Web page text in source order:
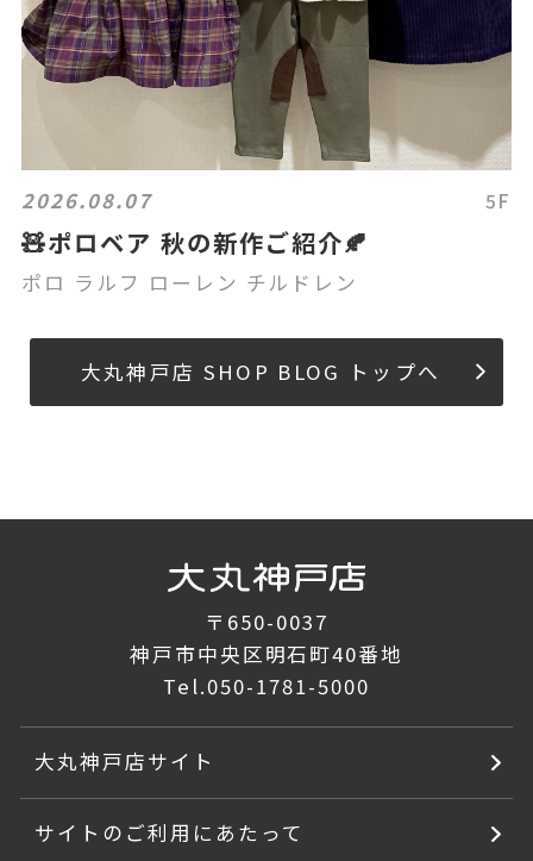
2026.08.07 5F
🧸ポロベア 秋の新作ご紹介🍂
ポロ ラルフ ローレン チルドレン
大丸神戸店 SHOP BLOG トップへ
〒650-0037
神戸市中央区明石町40番地
Tel.050-1781-5000
大丸神戸店サイト
サイトのご利用にあたって